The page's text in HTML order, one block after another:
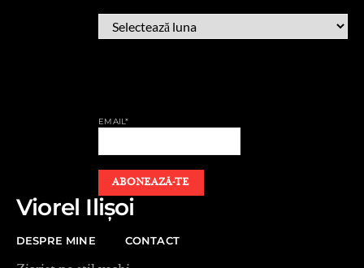
EMAIL*
Viorel Ilișoi
DESPRE MINE CONTACT